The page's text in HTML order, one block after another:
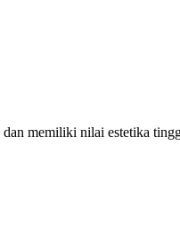
memiliki nilai estetika